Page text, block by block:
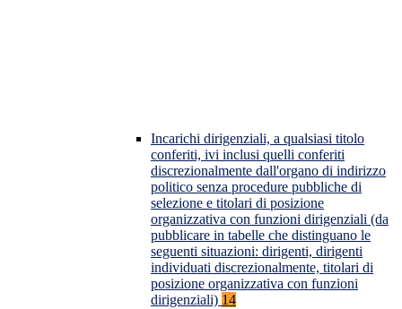
Incarichi dirigenziali, a qualsiasi titolo
conferiti, ivi inclusi quelli conferiti
discrezionalmente dall'organo di indirizzo
politico senza procedure pubbliche di
selezione e titolari di posizione
organizzativa con funzioni dirigenziali (da
pubblicare in tabelle che distinguano le
seguenti situazioni: dirigenti, dirigenti
individuati discrezionalmente, titolari di
posizione organizzativa con funzioni
dirigenziali) 14